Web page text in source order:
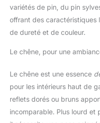
variétés de pin, du pin
offrant des caractéristiques
de dureté et de couleur.
Le chêne, pour une
Le chêne est une essence
pour les intérieurs haut de
reflets dorés ou bruns
incomparable. Plus lourd et